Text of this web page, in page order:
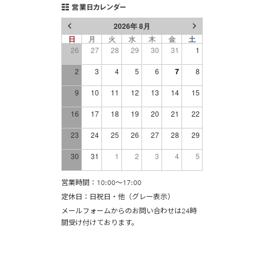
営業日カレンダー
2026年 8月
日
月 火 水 木 金 土
26 27 28 29 30 31 1
2 3 4 5 6 7 8
9 10 11 12 13 14 15
16 17 18 19 20 21 22
23 24 25 26 27 28 29
30 31 1 2 3 4 5
営業時間：10:00〜17:00
定休日：日祝日・他（グレー表示）
メールフォームからのお問い合わせは24時
間受け付けております。